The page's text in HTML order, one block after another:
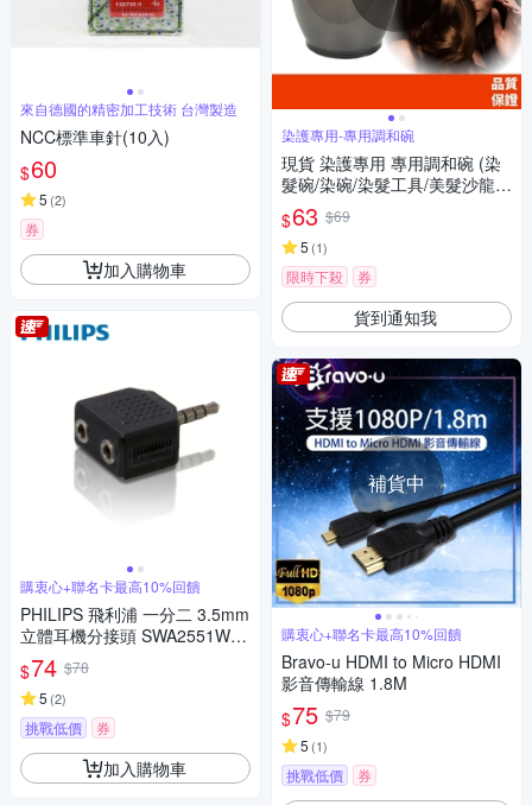
來自德國的精密加工技術 台灣製造
NCC標準車針(10入)
$60
5 (2)
券
加入購物車
購衷心+聯名卡最高10%回饋
PHILIPS 飛利浦 一分二 3.5mm
立體耳機分接頭 SWA2551W/1
$74 $78
5 (2)
挑戰低價 券
加入購物車
染護專用-專用調和碗
現貨 染護專用 專用調和碗 (染
髮碗/染碗/染髮工具/美髮沙龍
碗)
$63 $69
5 (1)
限時下殺 券
貨到通知我
補貨中
購衷心+聯名卡最高10%回饋
Bravo-u HDMI to Micro HDMI
影音傳輸線 1.8M
$75 $79
5 (1)
挑戰低價 券